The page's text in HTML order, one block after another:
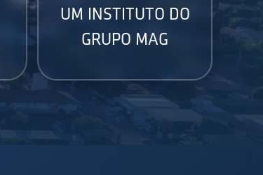
UM INSTITUTO DO
GRUPO MAG